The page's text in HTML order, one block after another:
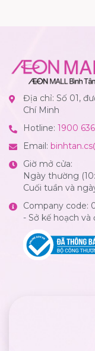
Địa chỉ: Số 01,
Chí Minh
Hotline: 1900
Email:
Giờ mở cửa:
Ngày thường
Cuối tuần và
Company code:
- Sở kế hoạch